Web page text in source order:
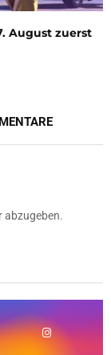
August zuerst
abzugeben.